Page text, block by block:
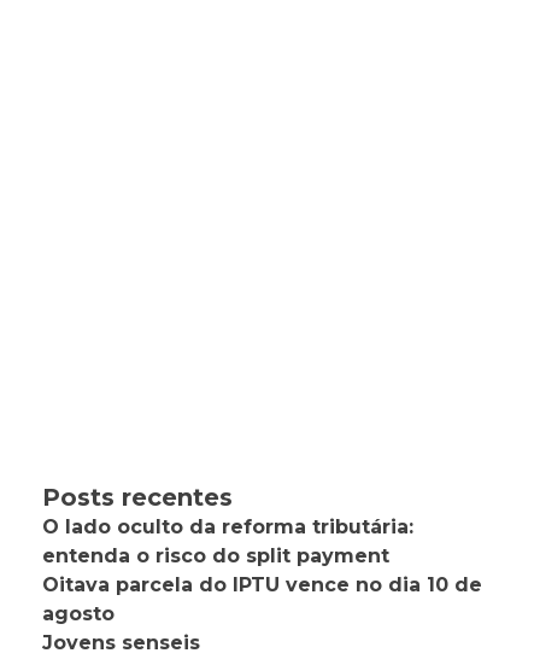
Posts recentes
O lado oculto da reforma tributária:
entenda o risco do split payment
Oitava parcela do IPTU vence no dia 10 de
agosto
Jovens senseis